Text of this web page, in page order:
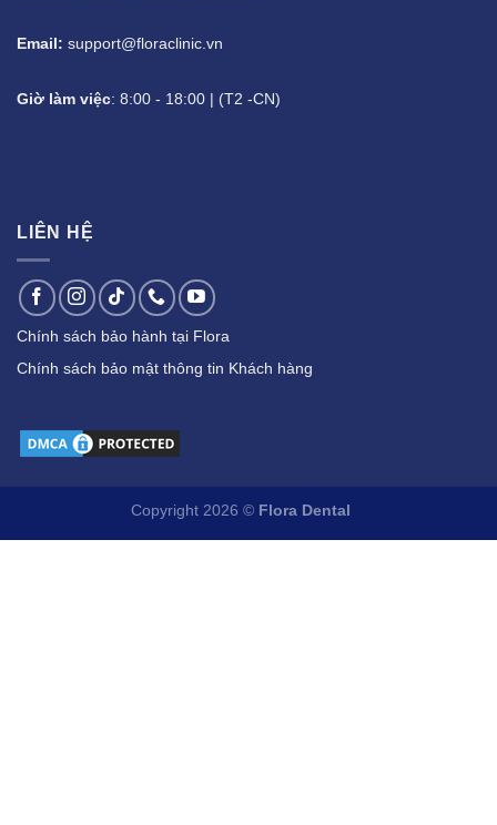
Email: support@floraclinic.vn
Giờ làm việc: 8:00 - 18:00 | (T2 -CN)
LIÊN HỆ
Chính sách bảo hành tại Flora
Chính sách bảo mật thông tin Khách hàng
Copyright 2026 © Flora Dental